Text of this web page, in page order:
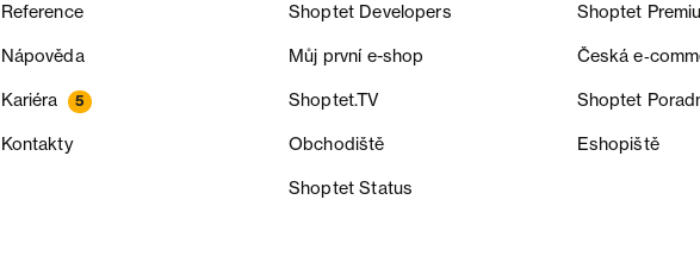
Reference
Nápověda
Kariéra 5
Kontakty
Shoptet Developers Shoptet
Můj první e-shop Česká
Shoptet.TV Shoptet
Obchodiště Eshopiště
Shoptet Status